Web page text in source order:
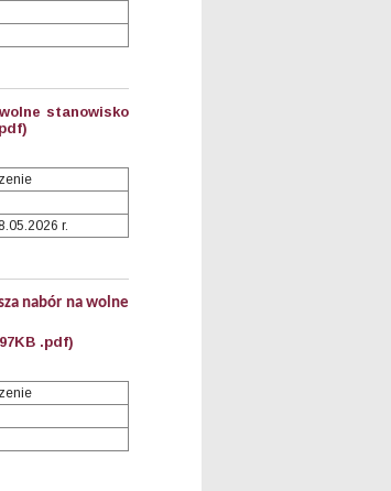
stanowisko
r.
nabór na wolne
.pdf)